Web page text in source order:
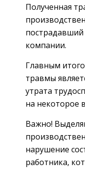
Полученная
пострадавший
компании.
Главным
травмы
утрата
на некоторое
Важно!
нарушение
работника,